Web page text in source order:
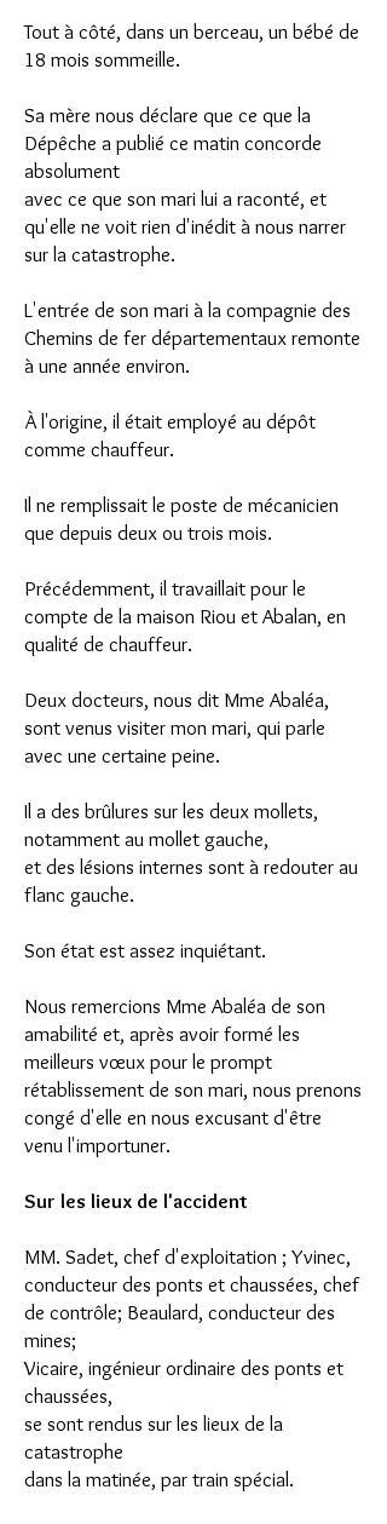
Tout à côté, dans un berceau, un bébé de
18 mois sommeille.
Sa mère nous déclare que ce que la
Dépêche a publié ce matin concorde
absolument
avec ce que son mari lui a raconté, et
qu'elle ne voit rien d'inédit à nous narrer
sur la catastrophe.
L'entrée de son mari à la compagnie des
Chemins de fer départementaux remonte
à une année environ.
À l'origine, il était employé au dépôt
comme chauffeur.
Il ne remplissait le poste de mécanicien
que depuis deux ou trois mois.
Précédemment, il travaillait pour le
compte de la maison Riou et Abalan, en
qualité de chauffeur.
Deux docteurs, nous dit Mme Abaléa,
sont venus visiter mon mari, qui parle
avec une certaine peine.
Il a des brûlures sur les deux mollets,
notamment au mollet gauche,
et des lésions internes sont à redouter au
flanc gauche.
Son état est assez inquiétant.
Nous remercions Mme Abaléa de son
amabilité et, après avoir formé les
meilleurs vœux pour le prompt
rétablissement de son mari, nous prenons
congé d'elle en nous excusant d'être
venu l'importuner.
Sur les lieux de l'accident
MM. Sadet, chef d'exploitation ; Yvinec,
conducteur des ponts et chaussées, chef
de contrôle; Beaulard, conducteur des
mines;
Vicaire, ingénieur ordinaire des ponts et
chaussées,
se sont rendus sur les lieux de la
catastrophe
dans la matinée, par train spécial.